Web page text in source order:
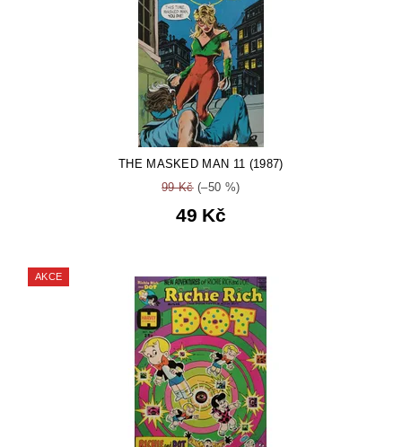
THE MASKED MAN 11 (1987)
99 Kč(–50 %)
49 Kč
AKCE